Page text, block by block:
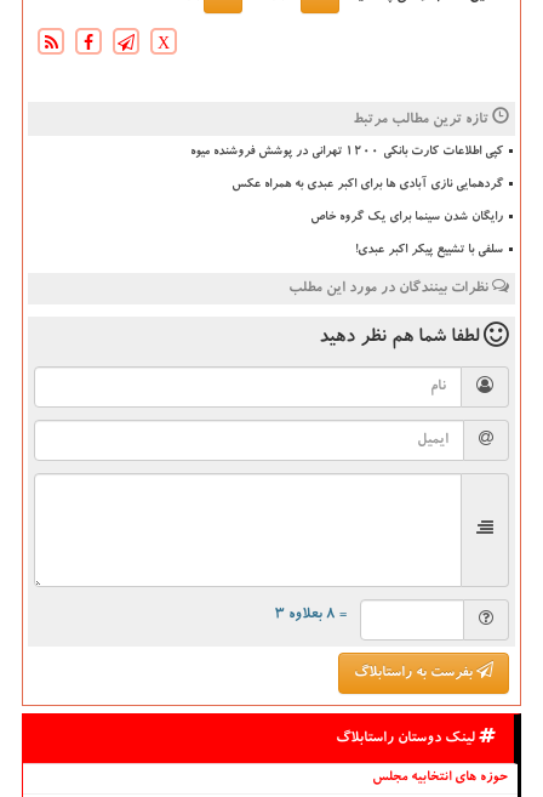
X
تازه ترین مطالب مرتبط
کپی اطلاعات کارت بانکی ۱۲۰۰ تهرانی در پوشش فروشنده میوه
گردهمایی نازی آبادی ها برای اکبر عبدی به همراه عکس
رایگان شدن سینما برای یک گروه خاص
سلفی با تشییع پیکر اکبر عبدی!
نظرات بینندگان در مورد این مطلب
لطفا شما هم نظر دهید
= ۸ بعلاوه ۳
بفرست به راستابلاگ
لینک دوستان راستابلاگ
حوزه های انتخابیه مجلس